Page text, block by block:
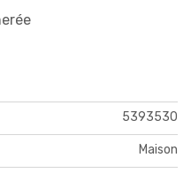
5393530
Maison